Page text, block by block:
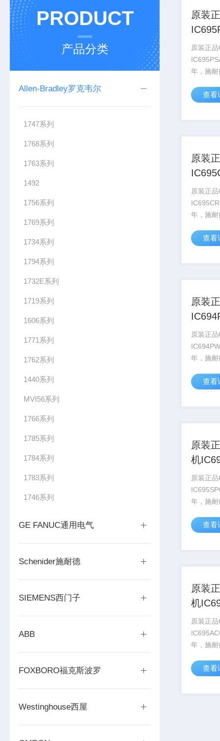
PRODUCT
产品分类
Allen-Bradley罗克韦尔
1747系列
1768系列
1763系列
1492
1756系列
1769系列
1734系列
1794系列
1732E系列
1719系列
1606系列
1771系列
1762系列
1440系列
MVI56系列
1766系列
1785系列
1784系列
1783系列
1746系列
GE FANUC通用电气
Schenider施耐德
SIEMENS西门子
ABB
FOXBORO福克斯波罗
Westinghouse西屋
原装
营
原装正
年，施
2022年9
要约，该
查看
原装
付款
原装正
年，施
2022年9
要约，该
查看
原装
可靠
原装正
年，施
2022年9
要约，该
查看
原装
机
经营
原装正
年，施
2022年9
要约，该
查看
原装
机
必承诺
原装正
年，施
2022年9
要约，该
查看